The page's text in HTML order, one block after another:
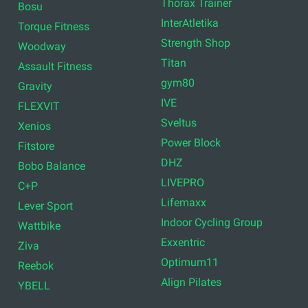
Bosu
Torque Fitness
Woodway
Assault Fitness
Gravity
FLEXVIT
Xenios
Fitstore
Bobo Balance
C+P
Lever Sport
Wattbike
Ziva
Reebok
YBELL
Thorax Trainer
InterAtletika
Strength Shop
Titan
gym80
IVE
Sveltus
Power Block
DHZ
LIVEPRO
Lifemaxx
Indoor Cycling Group
Exxentric
Optimum11
Align Pilates